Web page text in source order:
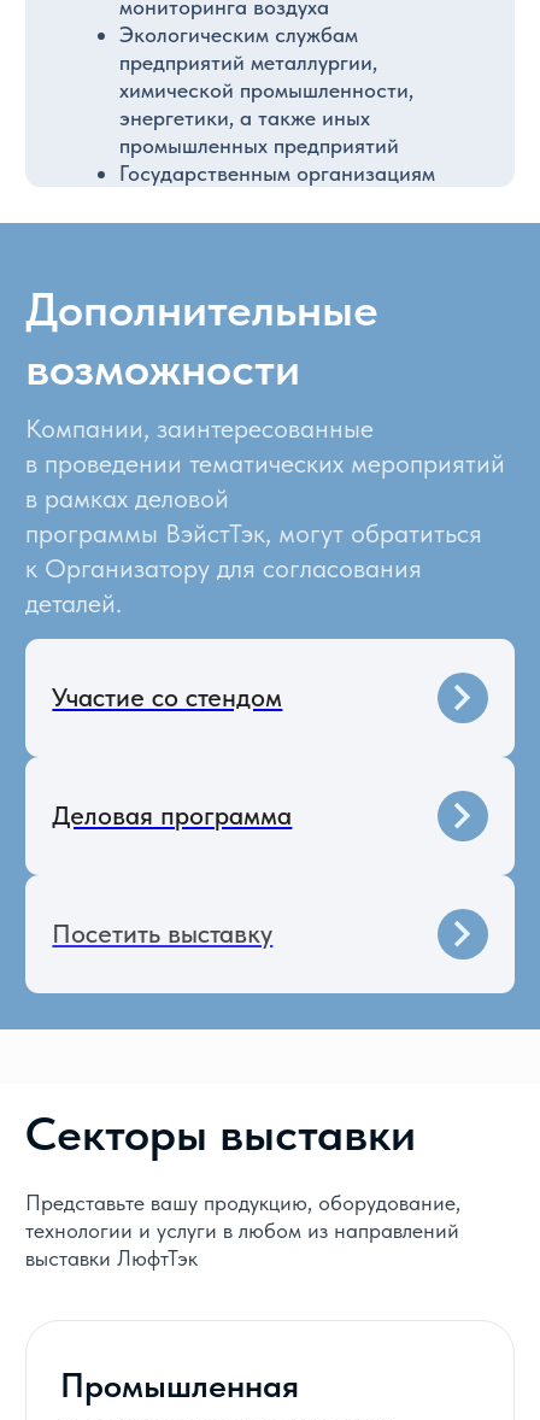
Промышленная
и санитарная очистка
пыле-, газовоздушных
выбросов промышленных,
коммунальных
предприятий и транспорта
Аспирация, вентиляция,
дезодорация
Кондиционирование
надежного Альянса
инженерно-
технологических проектов: